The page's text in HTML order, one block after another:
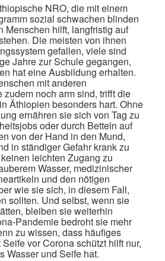
NRO, die mit einem
sozial schwachen blinden
Menschen hilft, langfristig auf
Die meisten von ihnen
gefallen, viele sind
Jahre zur Schule gegangen,
hat eine Ausbildung erhalten.
mit anderen
zudem noch arm sind, trifft die
Äthiopien besonders hart. Ohne
ernähren sie sich von Tag zu
oder durch Betteln auf
von der Hand in den Mund,
in ständiger Gefahr krank zu
leichten Zugang zu
Wasser, medizinischer
und den nötigen
wie sie sich, in diesem Fall,
sollten. Und selbst, wenn sie
bleiben sie weiterhin
Pandemie bedroht sie mehr
zu wissen, dass häufiges
vor Corona schützt hilft nur,
Wasser und Seife hat.